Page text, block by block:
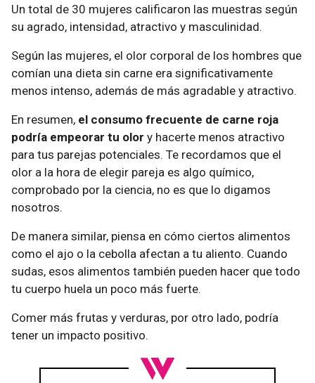
Un total de 30 mujeres calificaron las muestras según
su agrado, intensidad, atractivo y masculinidad.
Según las mujeres, el olor corporal de los hombres que
comían una dieta sin carne era significativamente
menos intenso, además de más agradable y atractivo.
En resumen, el consumo frecuente de carne roja
podría empeorar tu olor y hacerte menos atractivo
para tus parejas potenciales. Te recordamos que el
olor a la hora de elegir pareja es algo químico,
comprobado por la ciencia, no es que lo digamos
nosotros.
De manera similar, piensa en cómo ciertos alimentos
como el ajo o la cebolla afectan a tu aliento. Cuando
sudas, esos alimentos también pueden hacer que todo
tu cuerpo huela un poco más fuerte.
Comer más frutas y verduras, por otro lado, podría
tener un impacto positivo.